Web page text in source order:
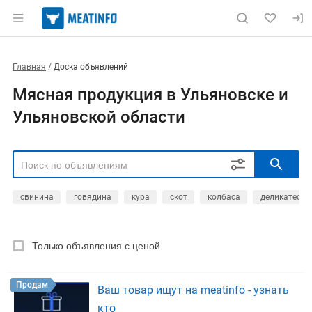
Главная Доска объявлений
Мясная продукция в Ульяновске и
Ульяновской области
свинина говядина кура скот колбаса деликатесы
РЕГИОН Выбрать регион
РУБРИКА
Только объявления с ценой
Продам
Ваш товар ищут на meatinfo - узнать
кто